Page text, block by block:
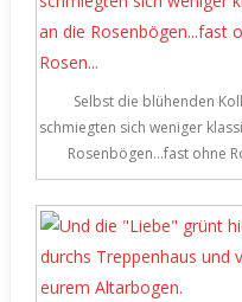
Selbst die blühenden
schmiegten sich weniger
Rosenbögen…fast ohne